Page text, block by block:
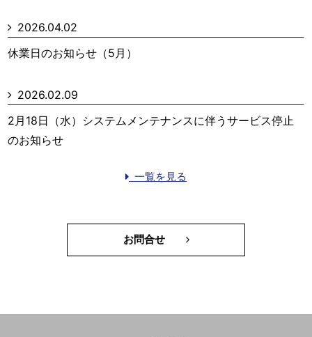
2026.04.02
休業日のお知らせ（5月）
2026.02.09
2月18日（水）システムメンテナンスに伴うサービス停止
のお知らせ
一覧を見る
お問合せ